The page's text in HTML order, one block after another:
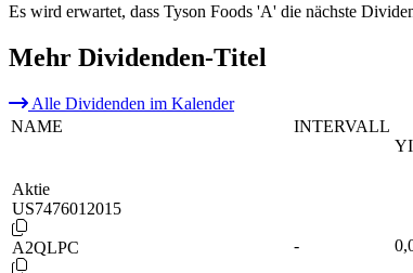
Es wird erwartet, dass Tyson Foods 'A' die nächste
Mehr Dividenden-Titel
Alle Dividenden im Kalender
NAME
INTERVALL
Aktie
US7476012015
A2QLPC -